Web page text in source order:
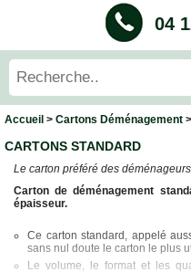
Livre
Cartons
Standard
Caisses
Vaisselle
Cartons
Informatique
Cartons
Tableau
et
04
Accueil > Cartons Déménagement
CARTONS STANDARD
Le carton préféré des
Carton de déménagement
épaisseur.
Ce carton standard, appelé
sans nul doute le carton le plus
Le volume, le format et les